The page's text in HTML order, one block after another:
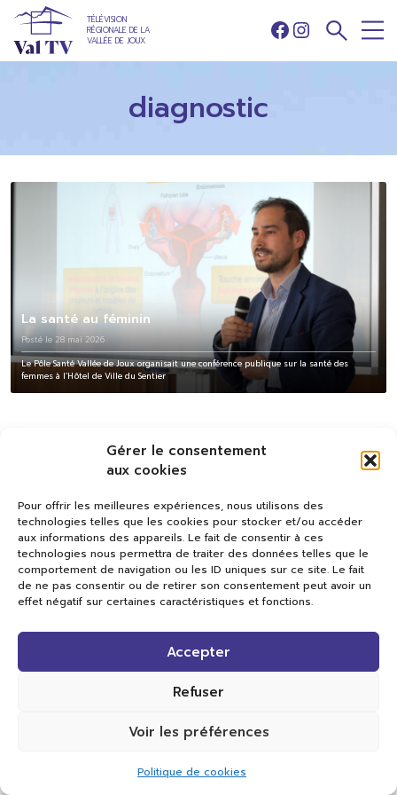
Gérer le consentement
aux cookies
Pour offrir les meilleures expériences, nous utilisons des
technologies telles que les cookies pour stocker et/ou accéder
aux informations des appareils. Le fait de consentir à ces
technologies nous permettra de traiter des données telles que le
comportement de navigation ou les ID uniques sur ce site. Le fait
de ne pas consentir ou de retirer son consentement peut avoir un
effet négatif sur certaines caractéristiques et fonctions.
Accepter
Refuser
Voir les préférences
Politique de cookies
TÉLÉVISION
RÉGIONALE DE LA
VALLÉE DE JOUX
Facebook
Instagram
diagnostic
La santé au féminin
Posté le 28 mai 2026
Le Pôle Santé Vallée de Joux organisait une conférence publique sur la santé des
femmes à l’Hôtel de Ville du Sentier
Val TV
Centre de Compétences Médias
Rue du Pont-Neuf 24
Tous droits réservés.
Réalisation Cavin-Baudat Digital Lab